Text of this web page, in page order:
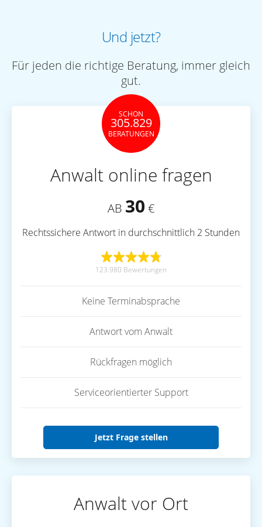
Und jetzt?
Für jeden die richtige Beratung, immer gleich
gut.
SCHON
305.829
BERATUNGEN
Anwalt online fragen
AB 30 €
Rechtssichere Antwort in durchschnittlich 2 Stunden
123.980 Bewertungen
Keine Terminabsprache
Antwort vom Anwalt
Rückfragen möglich
Serviceorientierter Support
Jetzt Frage stellen
Anwalt vor Ort